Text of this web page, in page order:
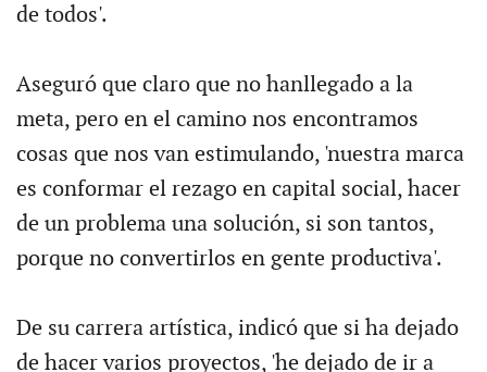
de todos'.
Aseguró que claro que no hanllegado a la
meta, pero en el camino nos encontramos
cosas que nos van estimulando, 'nuestra marca
es conformar el rezago en capital social, hacer
de un problema una solución, si son tantos,
porque no convertirlos en gente productiva'.
De su carrera artística, indicó que si ha dejado
de hacer varios proyectos, 'he dejado de ir a